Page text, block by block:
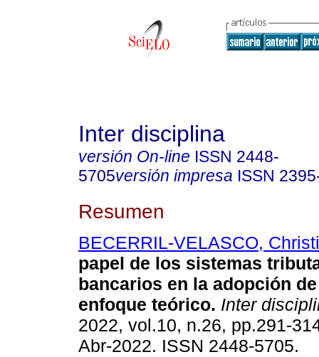
Inter disciplina
versión On-line ISSN 2448-
5705versión impresa ISSN
Resumen
BECERRIL-VELASCO,
papel de los sistemas
bancarios en la adopción
enfoque teórico. Inter
2022, vol.10, n.26, pp.291-
Abr-2022. ISSN 2448-5705.